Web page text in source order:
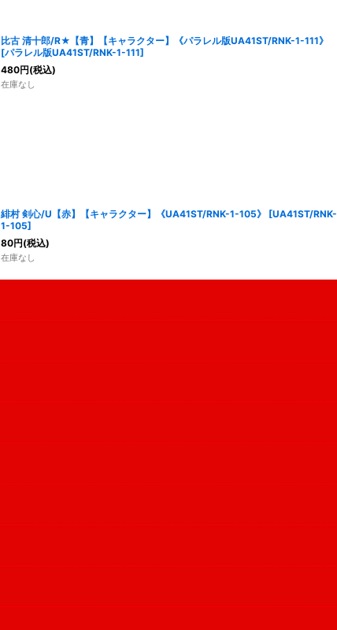
比古 清十郎/R★【青】【キャラクター】《パラレル版UA41ST/RNK-1-111》
[パラレル版UA41ST/RNK-1-111]
480円(税込)
在庫なし
緋村 剣心/U【赤】【キャラクター】《UA41ST/RNK-1-105》 [UA41ST/RNK-
1-105]
80円(税込)
在庫なし